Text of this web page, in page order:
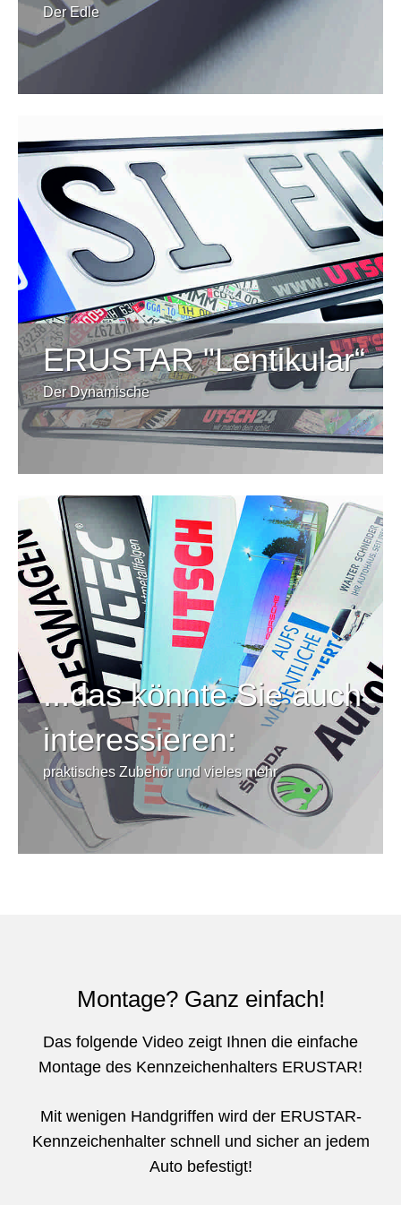
Der Edle
ERUSTAR "Lentikular“
Der Dynamische
...das könnte Sie auch
interessieren:
praktisches Zubehör und vieles mehr
Montage? Ganz einfach!
Das folgende Video zeigt Ihnen die einfache
Montage des Kennzeichenhalters ERUSTAR!
Mit wenigen Handgriffen wird der ERUSTAR-
Kennzeichenhalter schnell und sicher an jedem
Auto befestigt!